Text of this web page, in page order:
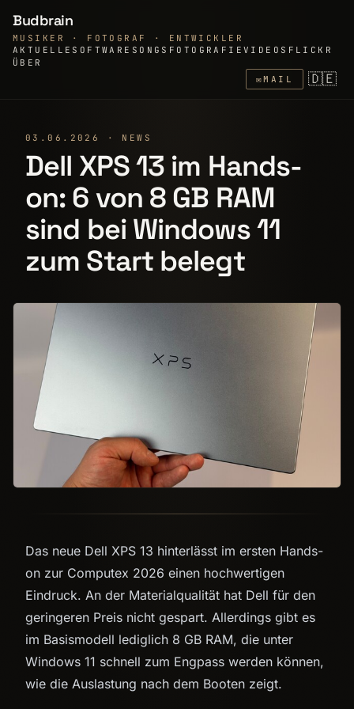
Budbrain
MUSIKER · FOTOGRAF · ENTWICKLER
AKTUELLE SOFTWARE SONGS FOTOGRAFIEVIDEOS FLICKR
ÜBER
✉MAIL 🇩🇪
03.06.2026 · NEWS
Dell XPS 13 im Hands-
on: 6 von 8 GB RAM
sind bei Windows 11
zum Start belegt
Das neue Dell XPS 13 hinterlässt im ersten Hands-
on zur Computex 2026 einen hochwertigen
Eindruck. An der Materialqualität hat Dell für den
geringeren Preis nicht gespart. Allerdings gibt es
im Basismodell lediglich 8 GB RAM, die unter
Windows 11 schnell zum Engpass werden können,
wie die Auslastung nach dem Booten zeigt.